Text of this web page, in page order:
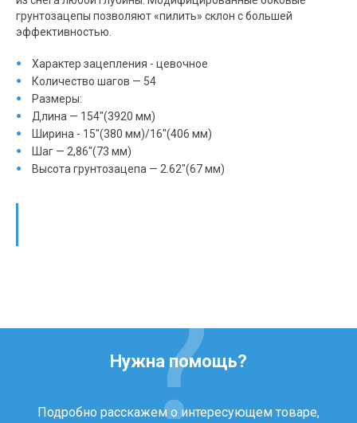
грунтозацепы позволяют «пилить» склон с большей
эффективностью.
Характер зацепления - цевочное
Количество шагов — 54
Размеры:
Длина — 154"(3920 мм)
Ширина - 15"(380 мм)/16"(406 мм)
Шаг — 2,86"(73 мм)
Высота грунтозацепа — 2.62"(67 мм)
Нужна помощь?
Подробно расскажем о интересующем товаре,